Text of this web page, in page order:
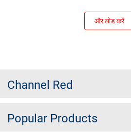
और लोड करें
Channel Red
Popular Products